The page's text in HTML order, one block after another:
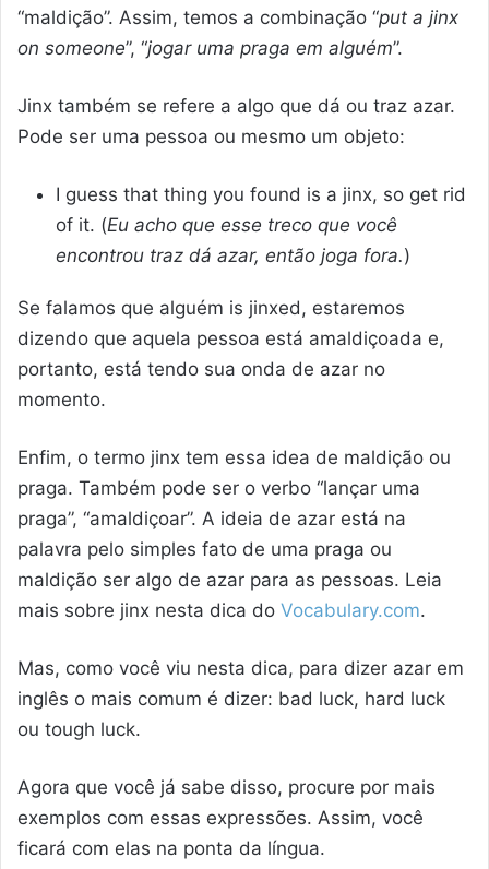
“maldição”. Assim, temos a combinação “put a jinx
on someone”, “jogar uma praga em alguém”.
Jinx também se refere a algo que dá ou traz azar.
Pode ser uma pessoa ou mesmo um objeto:
I guess that thing you found is a jinx, so get rid
of it. (Eu acho que esse treco que você
encontrou traz dá azar, então joga fora.)
Se falamos que alguém is jinxed, estaremos
dizendo que aquela pessoa está amaldiçoada e,
portanto, está tendo sua onda de azar no
momento.
Enfim, o termo jinx tem essa idea de maldição ou
praga. Também pode ser o verbo “lançar uma
praga”, “amaldiçoar”. A ideia de azar está na
palavra pelo simples fato de uma praga ou
maldição ser algo de azar para as pessoas. Leia
mais sobre jinx nesta dica do Vocabulary.com.
Mas, como você viu nesta dica, para dizer azar em
inglês o mais comum é dizer: bad luck, hard luck
ou tough luck.
Agora que você já sabe disso, procure por mais
exemplos com essas expressões. Assim, você
ficará com elas na ponta da língua.